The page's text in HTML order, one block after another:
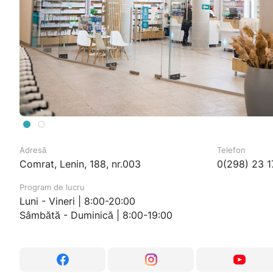
Adresă
Comrat, Lenin, 188, nr.003
Program de lucru
Luni - Vineri | 8:00-20:00
Sâmbătă - Duminică | 8:00-19:00
Telefon
0(298) 23